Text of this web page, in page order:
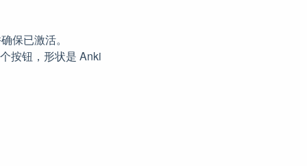
保已激活。
按钮，形状是 Anki